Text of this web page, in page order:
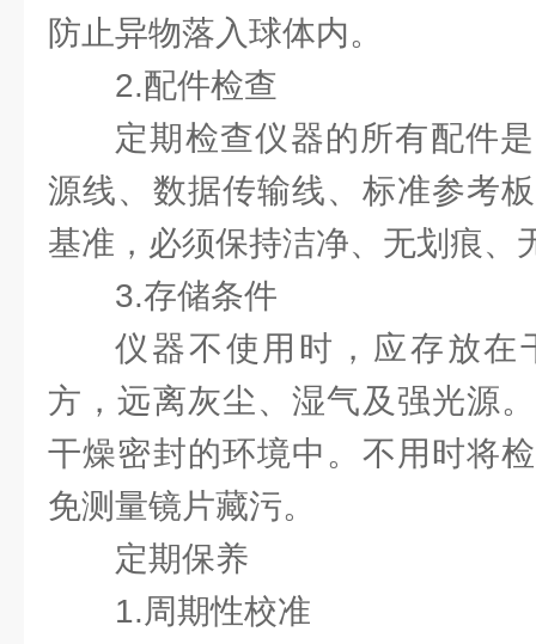
防止异物落入球体内。
2.配件检查
定期检查仪器的所有配件
源线、数据传输线、标准参考
基准，必须保持洁净、无划痕
3.存储条件
仪器不使用时，应存放在
方，远离灰尘、湿气及强光源
干燥密封的环境中。不用时将
免测量镜片藏污。
定期保养
1.周期性校准